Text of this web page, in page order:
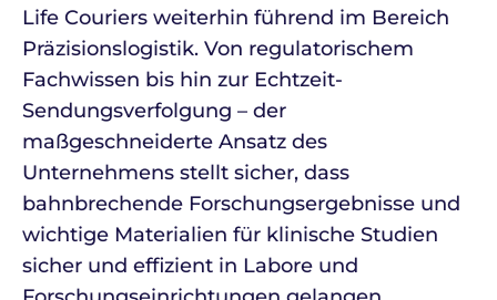
Life Couriers weiterhin führend im Bereich
Präzisionslogistik. Von regulatorischem
Fachwissen bis hin zur Echtzeit-
Sendungsverfolgung – der
maßgeschneiderte Ansatz des
Unternehmens stellt sicher, dass
bahnbrechende Forschungsergebnisse und
wichtige Materialien für klinische Studien
sicher und effizient in Labore und